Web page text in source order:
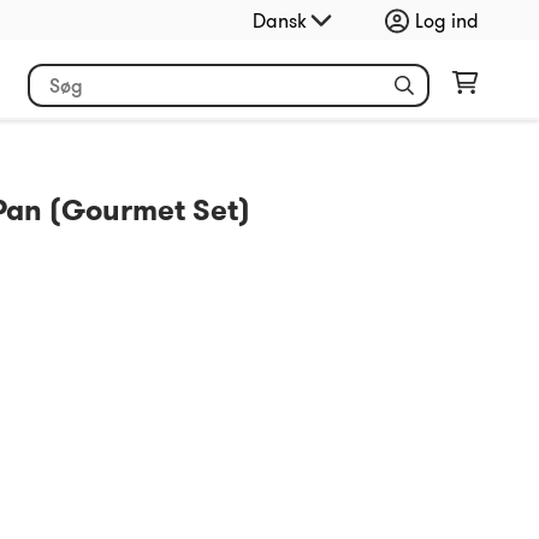
Dansk Log ind
(Gourmet Set)